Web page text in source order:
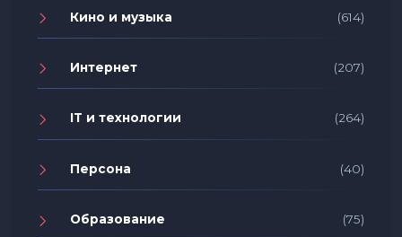
Кино и музыка (614)
Интернет (207)
IT и технологии (264)
Персона (40)
Образование (75)